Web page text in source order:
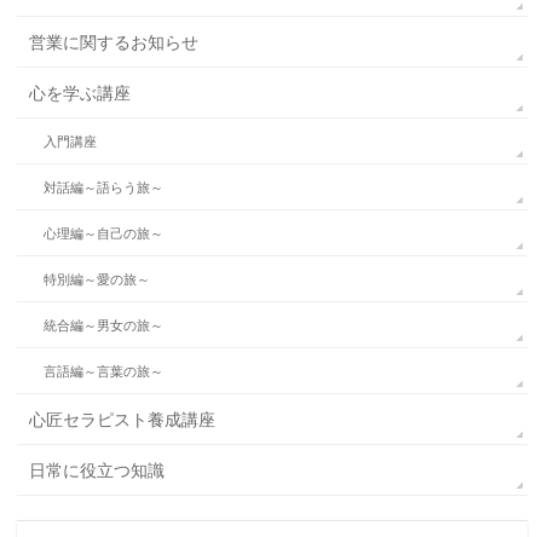
営業に関するお知らせ
心を学ぶ講座
入門講座
対話編～語らう旅～
心理編～自己の旅～
特別編～愛の旅～
統合編～男女の旅～
言語編～言葉の旅～
心匠セラピスト養成講座
日常に役立つ知識